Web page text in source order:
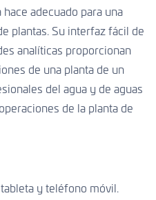
adecuado para una
plantas. Su interfaz fácil de
analíticas proporcionan
de una planta de un
del agua y de aguas
de la planta de
y teléfono móvil.